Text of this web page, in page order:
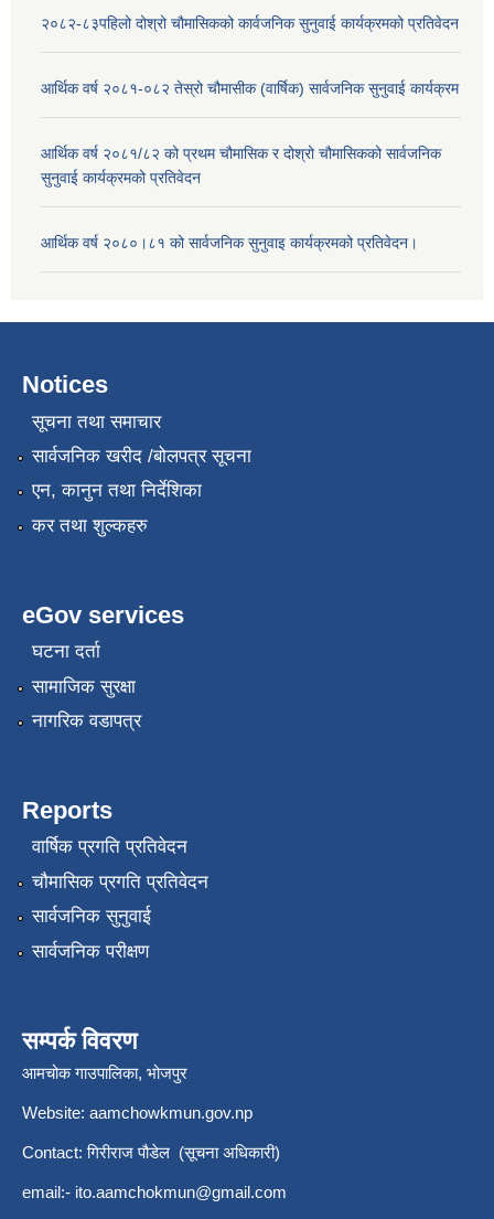
२०८२-८३पहिलो दोश्रो चौमासिकको कार्वजनिक सुनुवाई कार्यक्रमको प्रतिवेदन
आर्थिक वर्ष २०८१-०८२ तेस्रो चौमासीक (वार्षिक) सार्वजनिक सुनुवाई कार्यक्रम
आर्थिक वर्ष २०८१/८२ को प्रथम चौमासिक र दोश्रो चौमासिकको सार्वजनिक
सुनुवाई कार्यक्रमको प्रतिवेदन
आर्थिक वर्ष २०८०।८१ को सार्वजनिक सुनुवाइ कार्यक्रमको प्रतिवेदन।
Notices
सूचना तथा समाचार
सार्वजनिक खरीद /बोलपत्र सूचना
एन, कानुन तथा निर्देशिका
कर तथा शुल्कहरु
eGov services
घटना दर्ता
सामाजिक सुरक्षा
नागरिक वडापत्र
Reports
वार्षिक प्रगति प्रतिवेदन
चौमासिक प्रगति प्रतिवेदन
सार्वजनिक सुनुवाई
सार्वजनिक परीक्षण
सम्पर्क विवरण
आमचोक गाउपालिका, भोजपुर
Website: aamchowkmun.gov.np
Contact: गिरीराज पौडेल (सूचना अधिकारी)
email:- ito.aamchokmun@gmail.com